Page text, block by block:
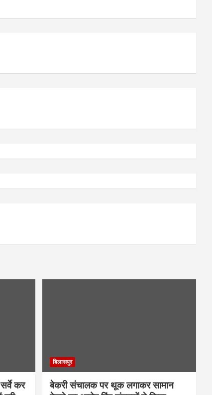
कर
बिलासपुर
बेकरी संचालक पर थूक लगाकर सामान